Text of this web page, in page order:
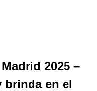
Madrid 2025 –
brinda en el